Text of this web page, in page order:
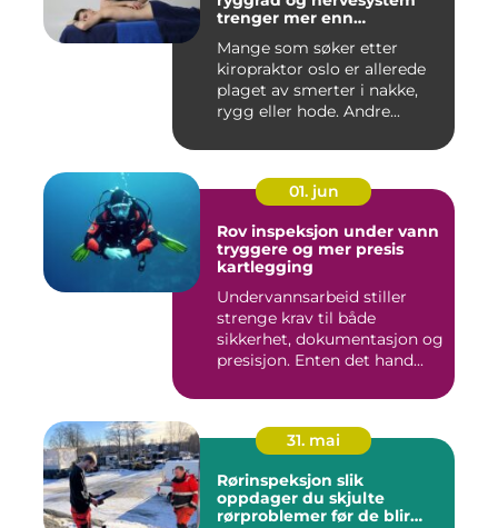
trenger mer enn
Mange som søker etter
kiropraktor oslo er allerede
plaget av smerter i nakke,
rygg eller hode. Andre...
01. jun
Rov inspeksjon under vann
tryggere og mer presis
kartlegging
Undervannsarbeid stiller
strenge krav til både
sikkerhet, dokumentasjon og
presisjon. Enten det hand...
31. mai
Rørinspeksjon slik
oppdager du skjulte
rørproblemer før de blir